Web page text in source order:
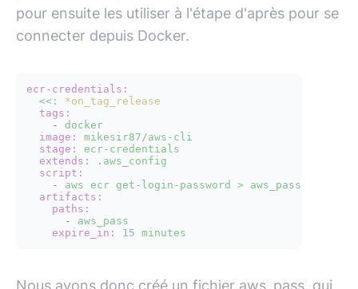
pour ensuite les utiliser à l'étape d'après pour se
connecter depuis Docker.
ecr-credentials:
<<:
*on_tag_release
tags:
-
docker
image:
mikesir87/aws-cli
stage:
ecr-credentials
extends:
.aws_config
script:
-
aws ecr get-login-password >
aws_pass
artifacts:
paths:
-
aws_pass
expire_in:
15 minutes
Nous avons donc créé un fichier aws_pass, qui